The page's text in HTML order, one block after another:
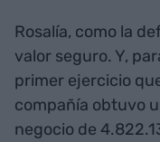
Rosalía, como la
valor seguro. Y,
primer ejercicio
compañía obtuvo
negocio de